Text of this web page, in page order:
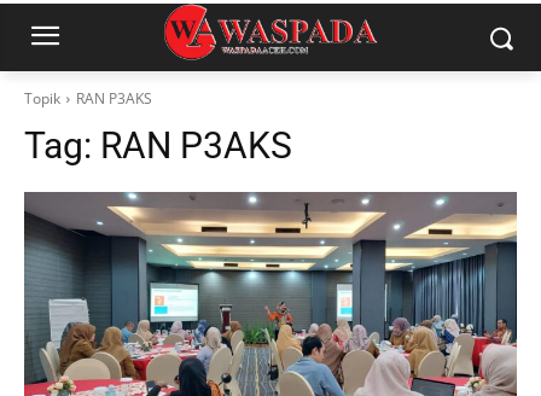
Topik RAN P3AKS
Tag: RAN P3AKS